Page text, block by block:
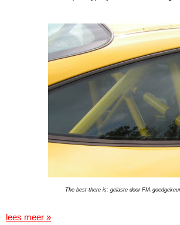
The best there is: gelaste door FIA
lees meer »